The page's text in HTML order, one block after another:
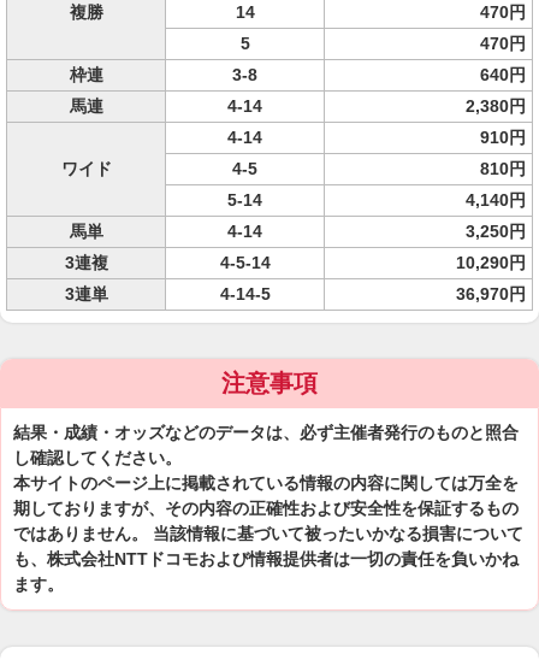
複勝
14
470円
5
470円
枠連
3-8
640円
馬連
4-14 2,380円
ワイド
4-14
910円
4-5
810円
5-14
4,140円
馬単
4-14
3,250円
3連複
4-5-14
10,290円
3連単
4-14-5 36,970円
注意事項
結果・成績・オッズなどのデータは、必ず主催者発行のものと照合
し確認してください。
本サイトのページ上に掲載されている情報の内容に関しては万全を
期しておりますが、その内容の正確性および安全性を保証するもの
ではありません。 当該情報に基づいて被ったいかなる損害について
も、株式会社NTTドコモおよび情報提供者は一切の責任を負いかね
ます。